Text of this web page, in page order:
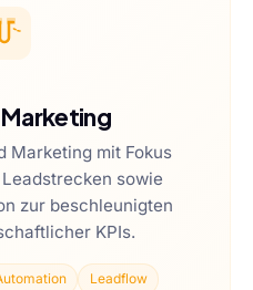
Marketing mit Fokus
sowie
zur beschleunigten
KPIs.
Leadflow